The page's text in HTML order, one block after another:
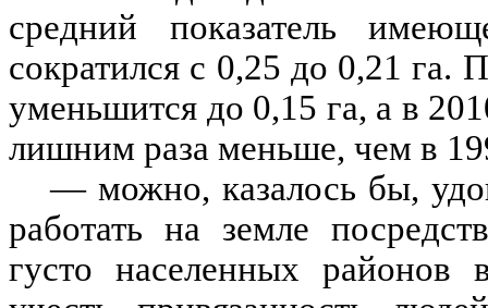
средний показатель
сократился с 0,25 до 0,21 га.
уменьшится до 0,15 га, а в
лишним раза меньше, чем в
— можно, казалось бы,
работать на земле
густо населенных районов